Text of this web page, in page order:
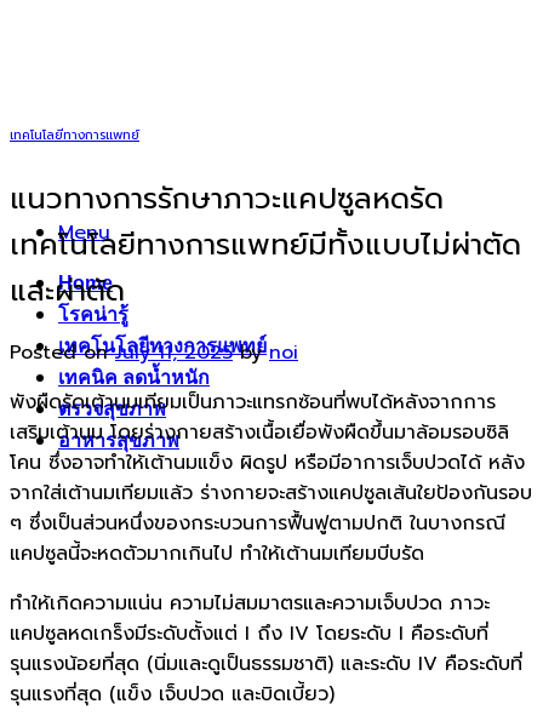
Menu
Home
โรคน่ารู้
เทคโนโลยีทางการแพทย์
เทคนิค ลดน้ำหนัก
ตรวจสุขภาพ
อาหารสุขภาพ
เทคโนโลยีทางการแพทย์
แนวทางการรักษาภาวะแคปซูลหดรัด
เทคโนโลยีทางการแพทย์มีทั้งแบบไม่ผ่าตัด
และผ่าตัด
Posted onJuly 11, 2025 bynoi
พังผืดรัดเต้านมเทียมเป็นภาวะแทรกซ้อนที่พบได้หลังจากการ
เสริมเต้านม โดยร่างกายสร้างเนื้อเยื่อพังผืดขึ้นมาล้อมรอบซิลิ
โคน ซึ่งอาจทำให้เต้านมแข็ง ผิดรูป หรือมีอาการเจ็บปวดได้ หลัง
จากใส่เต้านมเทียมแล้ว ร่างกายจะสร้างแคปซูลเส้นใยป้องกันรอบ
ๆ ซึ่งเป็นส่วนหนึ่งของกระบวนการฟื้นฟูตามปกติ ในบางกรณี
แคปซูลนี้จะหดตัวมากเกินไป ทำให้เต้านมเทียมบีบรัด
ทำให้เกิดความแน่น ความไม่สมมาตรและความเจ็บปวด ภาวะ
แคปซูลหดเกร็งมีระดับตั้งแต่ I ถึง IV โดยระดับ I คือระดับที่
รุนแรงน้อยที่สุด (นิ่มและดูเป็นธรรมชาติ) และระดับ IV คือระดับที่
รุนแรงที่สุด (แข็ง เจ็บปวด และบิดเบี้ยว)